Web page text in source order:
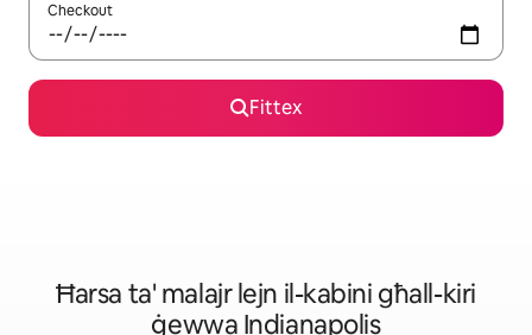
Checkout
Fittex
Ħarsa ta' malajr lejn il-kabini għall-kiri
ġewwa Indianapolis